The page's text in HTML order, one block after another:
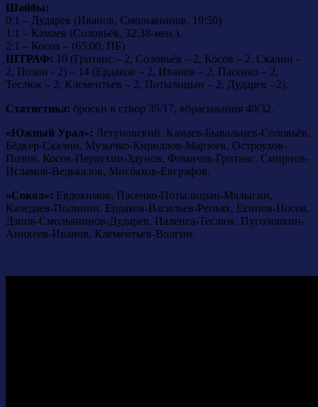
Шайбы:
0:1 – Дударев (Иванов, Смольянинов, 19:50)
1:1 – Камаев (Соловьёв, 32:38-мен.).
2:1 – Косов – (65:00, ПБ)
ШТРАФ: 10 (Гританс – 2, Соловьёв – 2, Косов – 2, Скалин –
2, Позин - 2) – 14 (Ердаков – 2, Иванов – 2, Пасенко – 2,
Теслюк – 2, Клементьев – 2, Потылицын – 2, Дударев - 2).
Статистика: броски в створ 35/17, вбрасывания 40/32.
«Южный Урал»: Летуновский, Камаев-Бывальцев-Соловьёв,
Бёдкер-Скалин. Музычко-Кириллов-Марзоев, Остроухов-
Позин. Косов-Первухин-Здунов, Фомичев-Гританс. Смирнов-
Исламов-Ведькалов, Мисбахов-Евграфов.
«Сокол»: Евдокимов, Пасенко-Потылицын-Малыгин,
Каледаев-Полинин. Ердаков-Васильев-Репьях, Есипов-Носов.
Дзиов-Смольянинов-Дударев, Паленга-Теслюк. Пуголовкин-
Аникеев-Иванов, Клементьев-Волгин.